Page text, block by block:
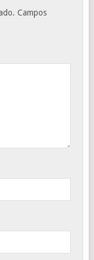
Campos